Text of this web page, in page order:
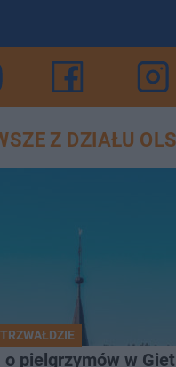
Z DZIAŁU
pielgrzymów w